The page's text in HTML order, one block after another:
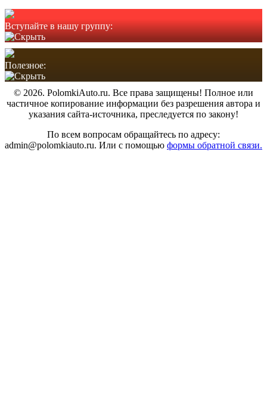
Вступайте в нашу группу:
Полезное:
© 2026. PolomkiAuto.ru. Все права защищены! Полное или
частичное копирование информации без разрешения автора и
указания сайта-источника, преследуется по закону!
По всем вопросам обращайтесь по адресу:
admin@polomkiauto.ru. Или с помощью формы обратной связи.